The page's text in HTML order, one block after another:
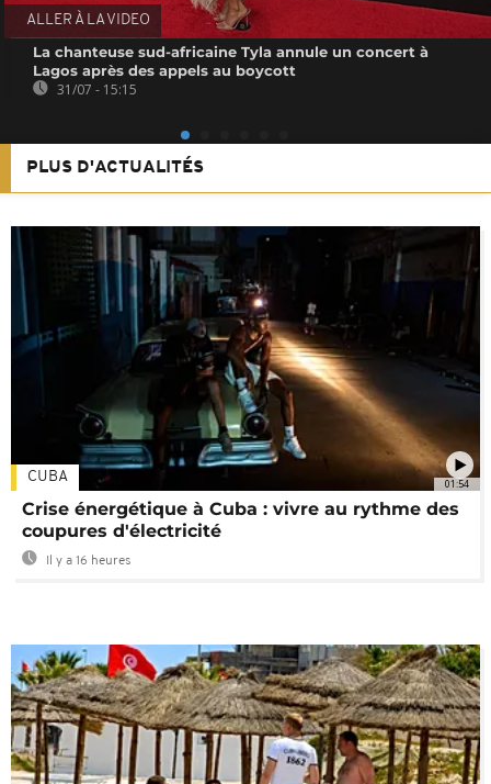
ALLER À LA VIDEO
La chanteuse sud-africaine Tyla annule un concert à
Lagos après des appels au boycott
31/07 - 15:15
PLUS D'ACTUALITÉS
01:54
CUBA
Crise énergétique à Cuba : vivre au rythme des
coupures d'électricité
Il y a 16 heures